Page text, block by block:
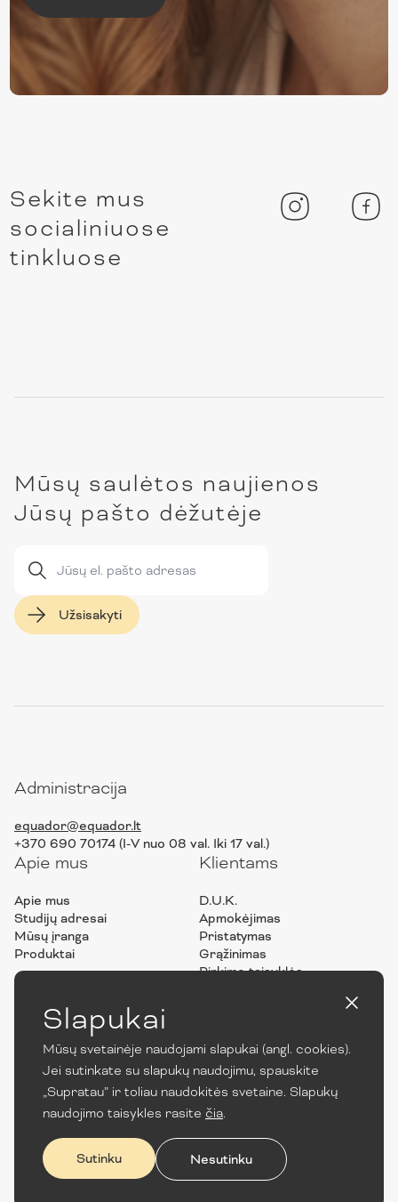
Slapukai
Mūsų svetainėje naudojami slapukai (angl. cookies).
Jei sutinkate su slapukų naudojimu, spauskite
„Supratau” ir toliau naudokitės svetaine. Slapukų
naudojimo taisykles rasite čia.
Sutinku Nesutinku
Sekite mus
socialiniuose
tinkluose
Mūsų saulėtos naujienos
Jūsų pašto dėžutėje
Užsisakyti
Administracija
equador@equador.lt
+370 690 70174 (I-V nuo 08 val. Iki 17 val.)
Apie mus
Apie mus
Studijų adresai
Mūsų įranga
Produktai
Klientams
D.U.K.
Apmokėjimas
Pristatymas
Grąžinimas
Pirkimo taisyklės
© 2022 UAB „Equador“. Visos teisės saugomos.
Created by Ad Fingers